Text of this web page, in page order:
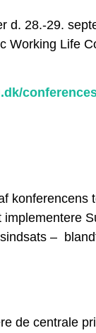
d. 28.-29.
Working Life
konferencens
–
de centrale